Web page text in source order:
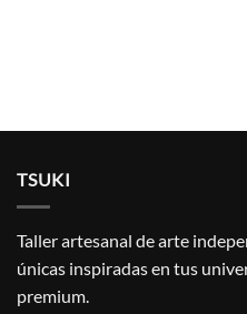
TSUKI
Taller artesanal de arte
únicas inspiradas en tus
premium.